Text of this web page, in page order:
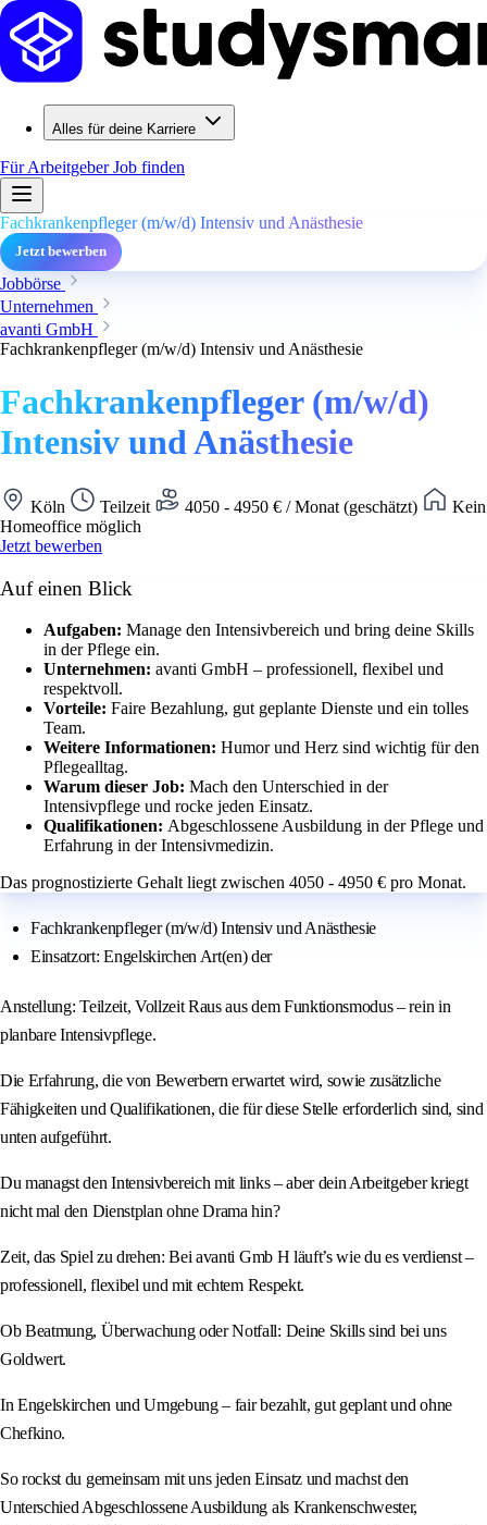
Alles für deine Karriere
Für ArbeitgeberJob finden
Fachkrankenpfleger (m/w/d) Intensiv und Anästhesie
Jetzt bewerben
Jobbörse
Unternehmen
avanti GmbH
Fachkrankenpfleger (m/w/d) Intensiv und Anästhesie
Fachkrankenpfleger (m/w/d)
Intensiv und Anästhesie
Köln Teilzeit 4050 - 4950 € / Monat (geschätzt)
Kein
Homeoffice möglich
Jetzt bewerben
Auf einen Blick
Aufgaben: Manage den Intensivbereich und bring deine Skills
in der Pflege ein.
Unternehmen: avanti GmbH – professionell, flexibel und
respektvoll.
Vorteile: Faire Bezahlung, gut geplante Dienste und ein tolles
Team.
Weitere Informationen: Humor und Herz sind wichtig für den
Pflegealltag.
Warum dieser Job: Mach den Unterschied in der
Intensivpflege und rocke jeden Einsatz.
Qualifikationen: Abgeschlossene Ausbildung in der Pflege und
Erfahrung in der Intensivmedizin.
Das prognostizierte Gehalt liegt zwischen 4050 - 4950 € pro Monat.
Fachkrankenpfleger (m/w/d) Intensiv und Anästhesie
Einsatzort: Engelskirchen Art(en) der
Anstellung: Teilzeit, Vollzeit Raus aus dem Funktionsmodus – rein in
planbare Intensivpflege.
Die Erfahrung, die von Bewerbern erwartet wird, sowie zusätzliche
Fähigkeiten und Qualifikationen, die für diese Stelle erforderlich sind, sind
unten aufgeführt.
Du managst den Intensivbereich mit links – aber dein Arbeitgeber kriegt
nicht mal den Dienstplan ohne Drama hin?
Zeit, das Spiel zu drehen: Bei avanti Gmb H läuft’s wie du es verdienst –
professionell, flexibel und mit echtem Respekt.
Ob Beatmung, Überwachung oder Notfall: Deine Skills sind bei uns
Goldwert.
In Engelskirchen und Umgebung – fair bezahlt, gut geplant und ohne
Chefkino.
So rockst du gemeinsam mit uns jeden Einsatz und machst den
Unterschied Abgeschlossene Ausbildung als Krankenschwester,